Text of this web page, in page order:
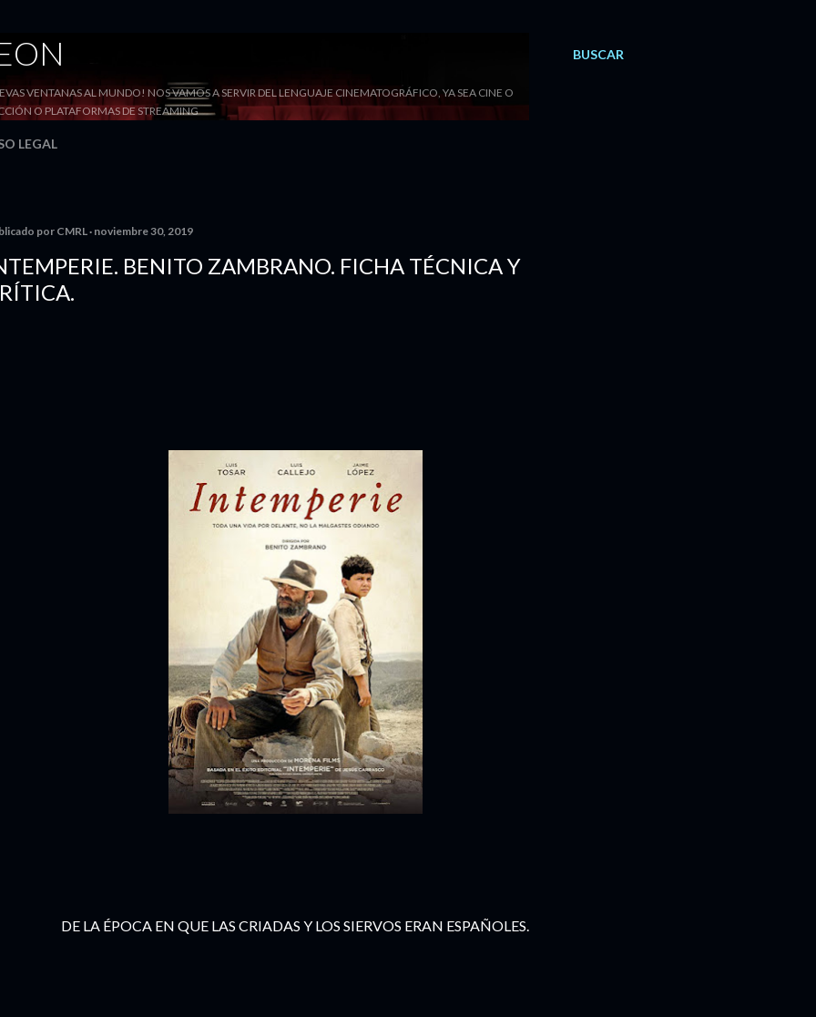
BUSCAR
VENTANAS AL MUNDO! NOS VAMOS A SERVIR DEL LENGUAJE CINEMATOGRÁFICO, YA SEA CINE O
O PLATAFORMAS DE STREAMING
LEGAL
porCMRL noviembre 30, 2019
BENITO ZAMBRANO. FICHA TÉCNICA Y
DE LA ÉPOCA EN QUE LAS CRIADAS Y LOS SIERVOS ERAN ESPAÑOLES.